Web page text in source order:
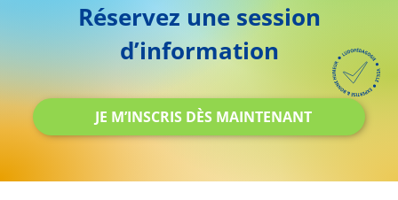
Réservez une session
d’information
JE M’INSCRIS DÈS MAINTENANT